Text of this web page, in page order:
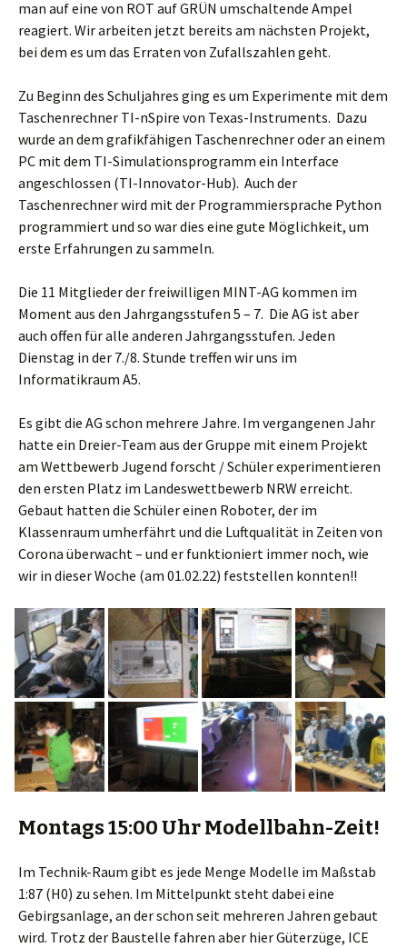
man auf eine von ROT auf GRÜN umschaltende Ampel
reagiert. Wir arbeiten jetzt bereits am nächsten Projekt,
bei dem es um das Erraten von Zufallszahlen geht.
Zu Beginn des Schuljahres ging es um Experimente mit dem
Taschenrechner TI-nSpire von Texas-Instruments. Dazu
wurde an dem grafikfähigen Taschenrechner oder an einem
PC mit dem TI-Simulationsprogramm ein Interface
angeschlossen (TI-Innovator-Hub). Auch der
Taschenrechner wird mit der Programmiersprache Python
programmiert und so war dies eine gute Möglichkeit, um
erste Erfahrungen zu sammeln.
Die 11 Mitglieder der freiwilligen MINT-AG kommen im
Moment aus den Jahrgangsstufen 5 – 7. Die AG ist aber
auch offen für alle anderen Jahrgangsstufen. Jeden
Dienstag in der 7./8. Stunde treffen wir uns im
Informatikraum A5.
Es gibt die AG schon mehrere Jahre. Im vergangenen Jahr
hatte ein Dreier-Team aus der Gruppe mit einem Projekt
am Wettbewerb Jugend forscht / Schüler experimentieren
den ersten Platz im Landeswettbewerb NRW erreicht.
Gebaut hatten die Schüler einen Roboter, der im
Klassenraum umherfährt und die Luftqualität in Zeiten von
Corona überwacht – und er funktioniert immer noch, wie
wir in dieser Woche (am 01.02.22) feststellen konnten!!
Montags 15:00 Uhr Modellbahn-Zeit!
Im Technik-Raum gibt es jede Menge Modelle im Maßstab
1:87 (H0) zu sehen. Im Mittelpunkt steht dabei eine
Gebirgsanlage, an der schon seit mehreren Jahren gebaut
wird. Trotz der Baustelle fahren aber hier Güterzüge, ICE